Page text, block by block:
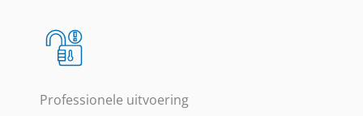
Professionele uitvoering